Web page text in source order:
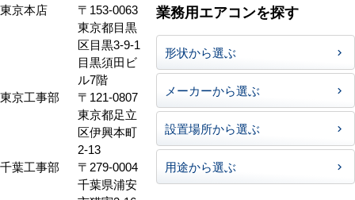
東京本店
〒153-0063
東京都目黒
区目黒3-9-1
目黒須田ビ
ル7階
東京工事部
〒121-0807
東京都足立
区伊興本町
2-13
千葉工事部
〒279-0004
千葉県浦安
業務用エアコンを探す
形状から選ぶ
メーカーから選ぶ
設置場所から選ぶ
用途から選ぶ